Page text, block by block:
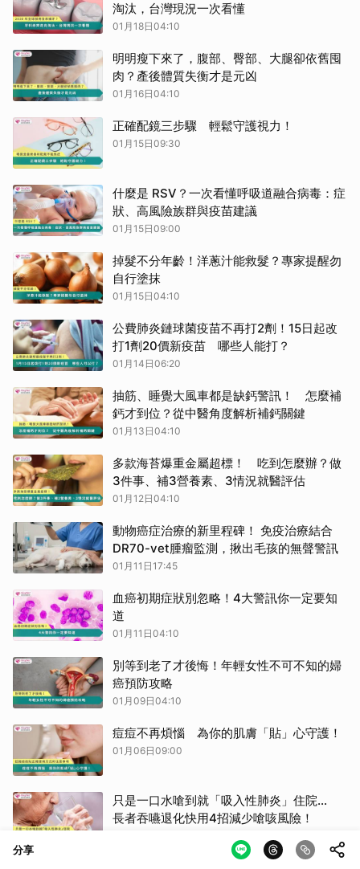
淘汰，台灣現況一次看懂
01月18日04:10
明明瘦下來了，腹部、臀部、大腿卻依舊囤
肉？產後體質失衡才是元凶
01月16日04:10
正確配鏡三步驟 輕鬆守護視力！
01月15日09:30
什麼是 RSV？一次看懂呼吸道融合病毒：症
狀、高風險族群與疫苗建議
01月15日09:00
掉髮不分年齡！洋蔥汁能救髮？專家提醒勿
自行塗抹
01月15日04:10
公費肺炎鏈球菌疫苗不再打2劑！15日起改
打1劑20價新疫苗 哪些人能打？
01月14日06:20
抽筋、睡覺大風車都是缺鈣警訊！ 怎麼補
鈣才到位？從中醫角度解析補鈣關鍵
01月13日04:10
多款海苔爆重金屬超標！ 吃到怎麼辦？做
3件事、補3營養素、3情況就醫評估
01月12日04:10
動物癌症治療的新里程碑！ 免疫治療結合
DR70-vet腫瘤監測，揪出毛孩的無聲警訊
01月11日17:45
血癌初期症狀別忽略！4大警訊你一定要知
道
01月11日04:10
別等到老了才後悔！年輕女性不可不知的婦
癌預防攻略
01月09日04:10
痘痘不再煩惱 為你的肌膚「貼」心守護！
01月06日09:00
只是一口水嗆到就「吸入性肺炎」住院…
長者吞嚥退化快用4招減少嗆咳風險！
分享